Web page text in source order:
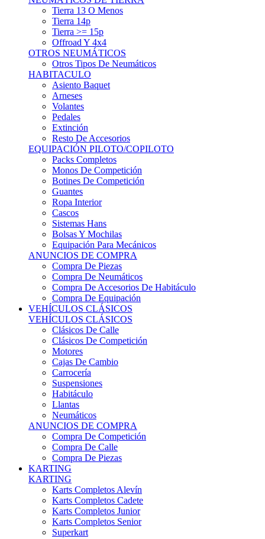
Tierra 14p
Tierra >= 15p
Offroad Y 4x4
OTROS NEUMÁTICOS
Otros Tipos De Neumáticos
HABITACULO
Asiento Baquet
Arneses
Volantes
Pedales
Extinción
Resto De Accesorios
EQUIPACIÓN PILOTO/COPILOTO
Packs Completos
Monos De Competición
Botines De Competición
Guantes
Ropa Interior
Cascos
Sistemas Hans
Bolsas Y Mochilas
Equipación Para Mecánicos
ANUNCIOS DE COMPRA
Compra De Piezas
Compra De Neumáticos
Compra De Accesorios De Habitáculo
Compra De Equipación
VEHÍCULOS CLÁSICOS
VEHÍCULOS CLÁSICOS
Clásicos De Calle
Clásicos De Competición
Motores
Cajas De Cambio
Carrocería
Suspensiones
Habitáculo
Llantas
Neumáticos
ANUNCIOS DE COMPRA
Compra De Competición
Compra De Calle
Compra De Piezas
KARTING
KARTING
Karts Completos Alevín
Karts Completos Cadete
Karts Completos Junior
Karts Completos Senior
Superkart
Karts Completos Hobbye